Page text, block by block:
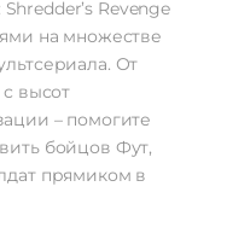
Revenge
на множестве
От
высот
– помогите
бойцов Фут,
прямиком в